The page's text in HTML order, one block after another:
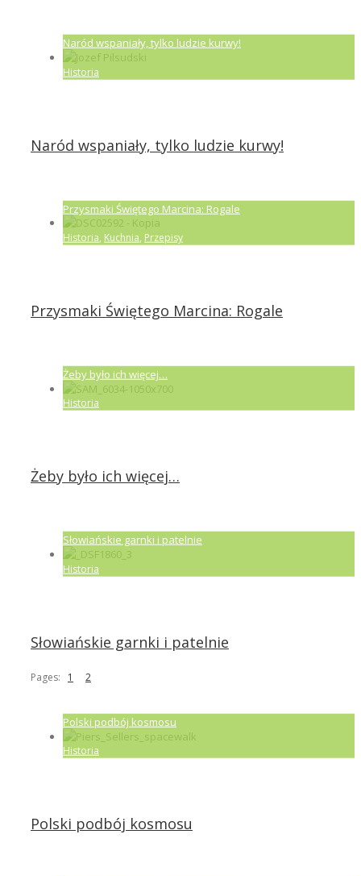
Naród wspaniały, tylko ludzie kurwy!
Historia
Naród wspaniały, tylko ludzie kurwy!
Przysmaki Świętego Marcina: Rogale
Historia, Kuchnia, Przepisy
Przysmaki Świętego Marcina: Rogale
Żeby było ich więcej…
Historia
Żeby było ich więcej…
Słowiańskie garnki i patelnie
Historia
Słowiańskie garnki i patelnie
Pages: 1 2
Polski podbój kosmosu
Historia
Polski podbój kosmosu